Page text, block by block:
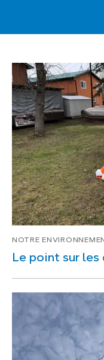
Page
3
de
6
NOTRE
Le point sur les